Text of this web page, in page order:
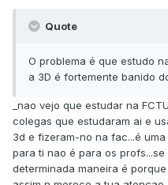
Quote
O problema é que estudo
a 3D é fortemente banido
_nao vejo que estudar na
colegas que estudaram ai e
3d e fizeram-no na fac...é
para ti nao é para os
determinada maneira é